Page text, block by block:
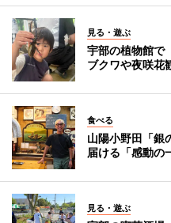
見る・遊ぶ
宇部の植物館で
ブクワや夜咲花
食べる
山陽小野田「
届ける「感動の
見る・遊ぶ